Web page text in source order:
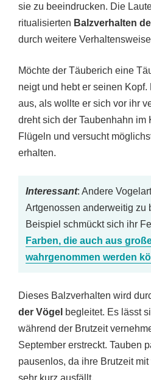
sie zu beeindrucken. Die
ritualisierten Balzverhalten
durch weitere
Möchte der Täuberich eine
neigt und hebt er seinen
aus, als wollte er sich vor ihr
dreht sich der Taubenhahn im
Flügeln und versucht
erhalten.
Interessant: Andere
Artgenossen anderweitig zu
Beispiel schmückt sich ihr
Farben, die auch aus
wahrgenommen werden
Dieses Balzverhalten wird
der Vögel begleitet. Es lässt
während der Brutzeit
September erstreckt. Tauben
pausenlos, da ihre Brutzeit
sehr kurz ausfällt.